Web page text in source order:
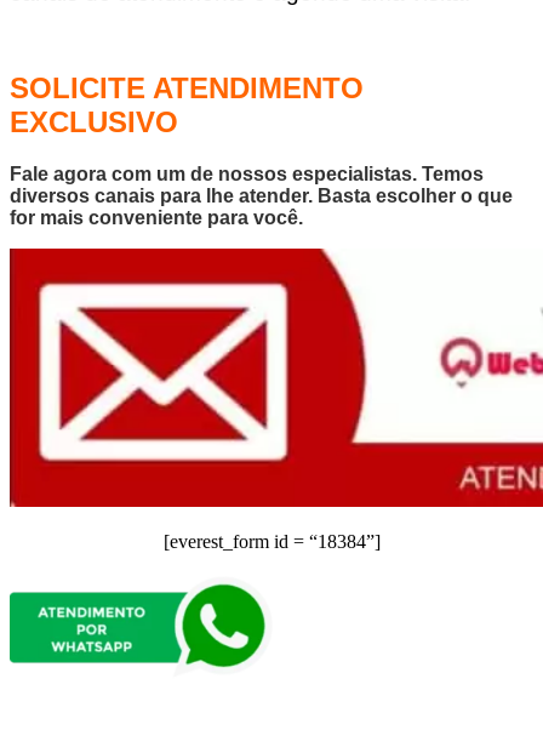
SOLICITE ATENDIMENTO
EXCLUSIVO
Fale agora com um de nossos especialistas. Temos
diversos canais para lhe atender. Basta escolher o que
for mais conveniente para você.
[everest_form id = “18384”]